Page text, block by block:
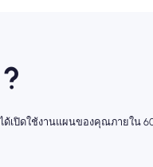
ด้เปิดใช้งานแผนของคุณภายใ